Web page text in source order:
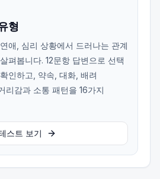
형
애, 심리 상황에서 드러나는 관계
펴봅니다. 12문항 답변으로 선택
인하고, 약속, 대화, 배려
리감과 소통 패턴을 16가지
스트 보기